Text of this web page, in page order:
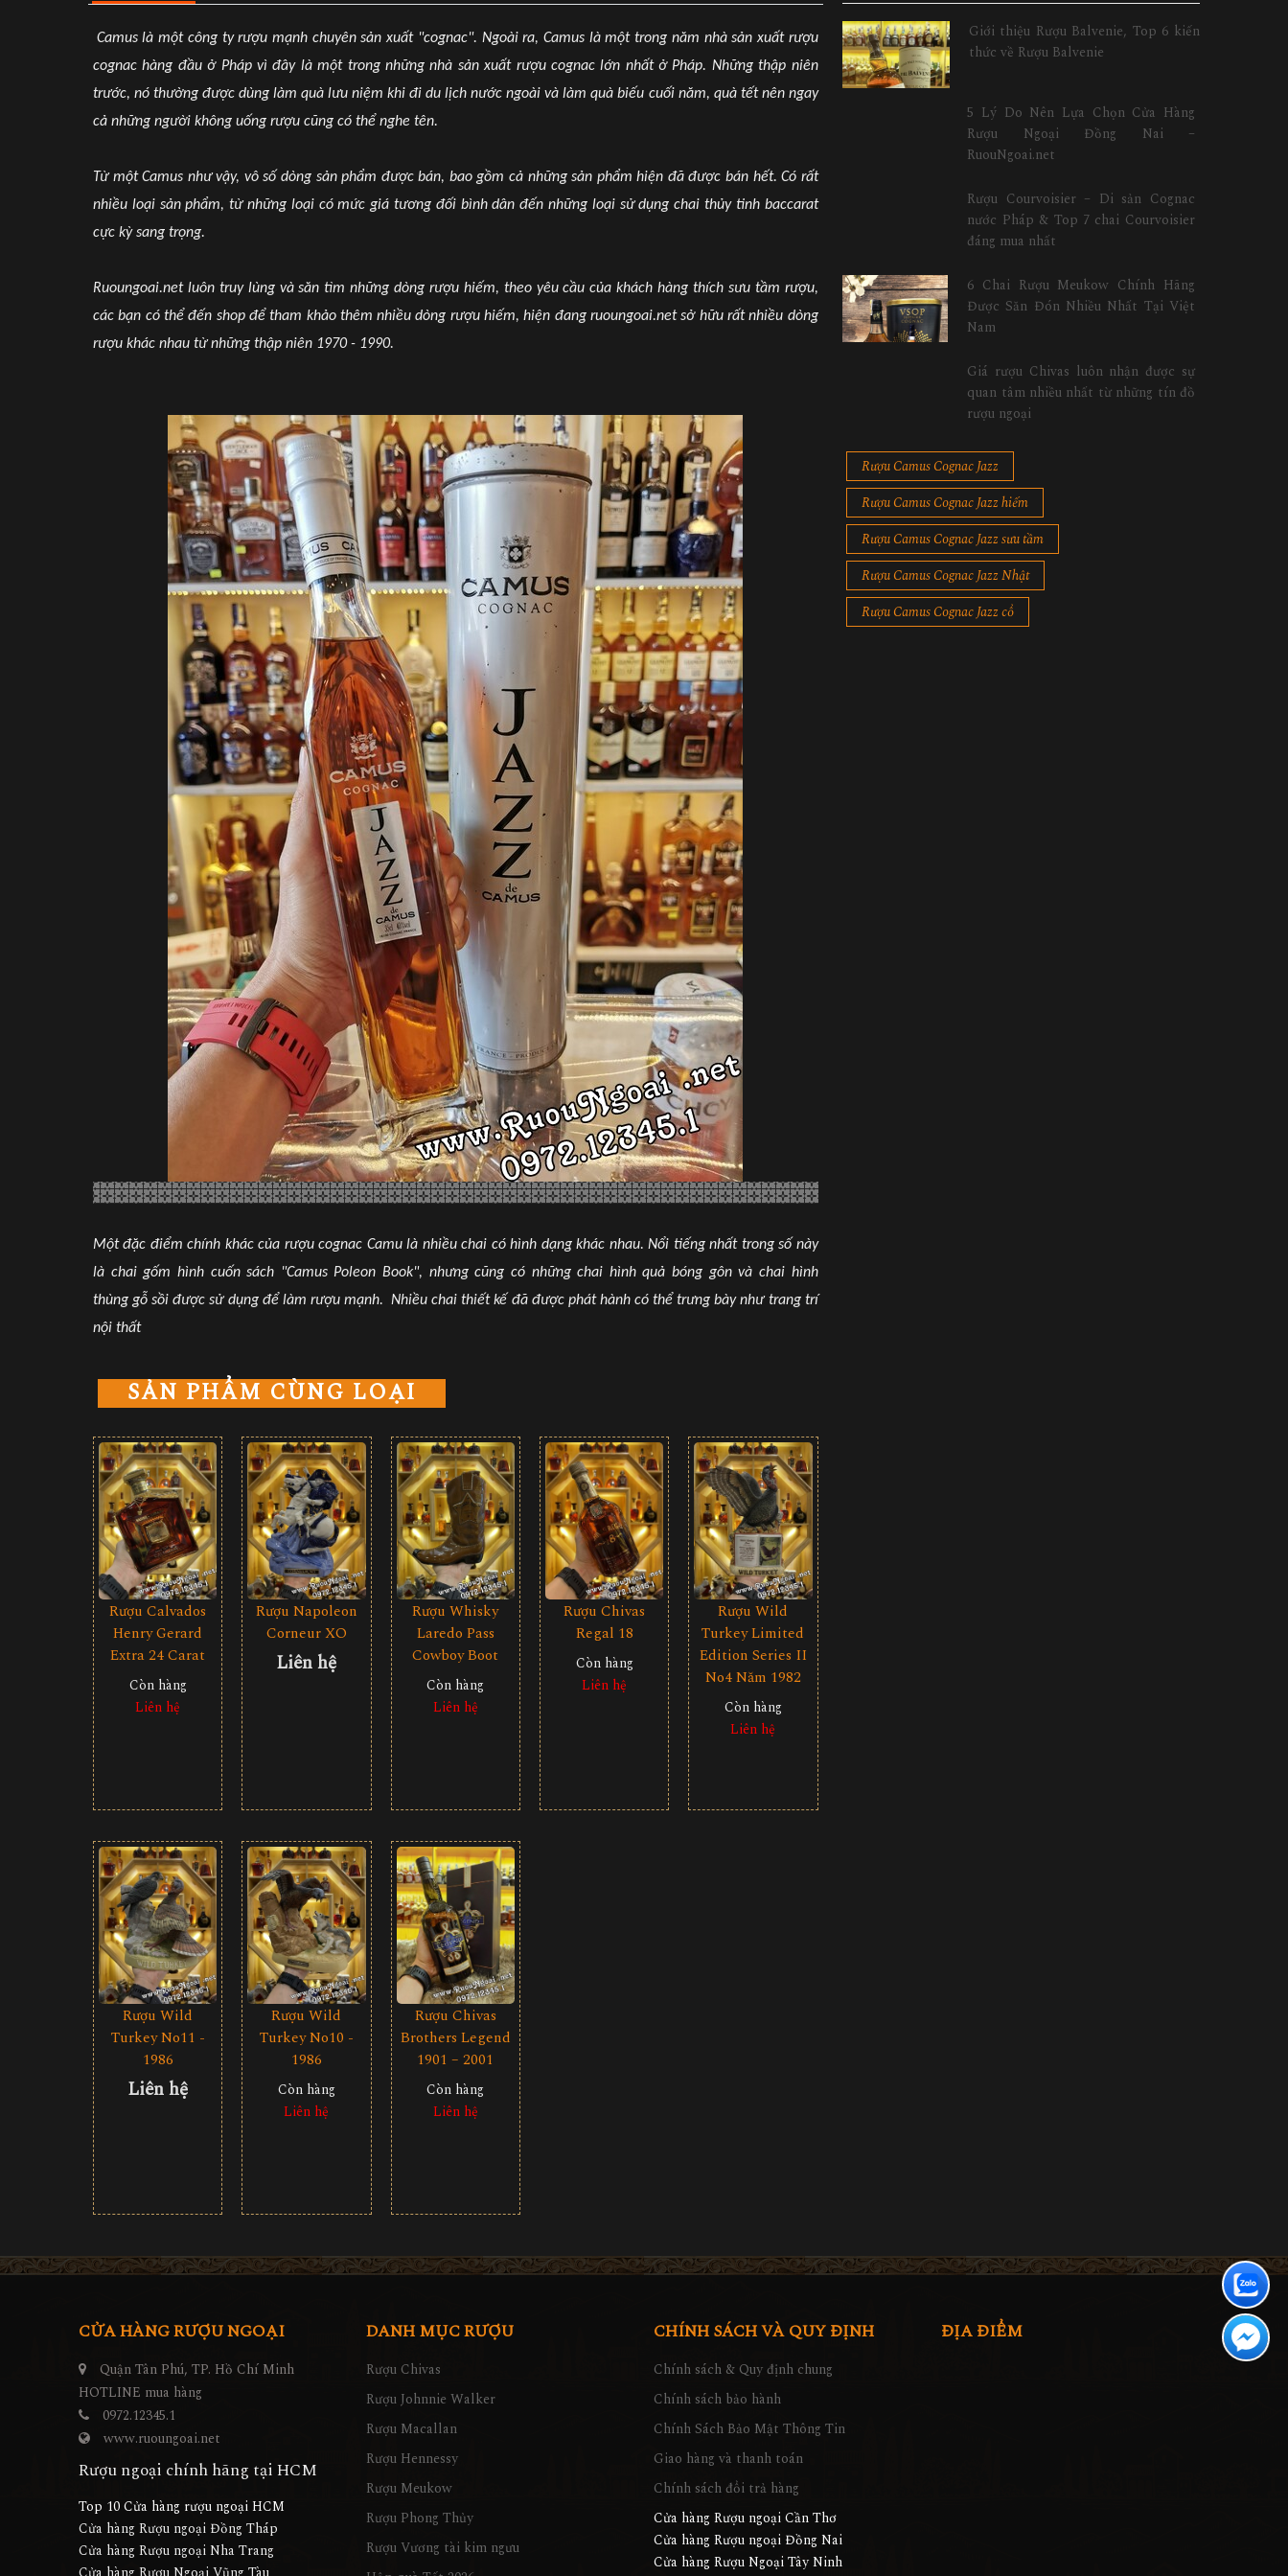
Camus là một công ty rượu mạnh chuyên sản xuất "cognac". Ngoài ra, Camus là một trong năm nhà sản xuất rượu
cognac hàng đầu ở Pháp vì đây là một trong những nhà sản xuất rượu cognac lớn nhất ở Pháp. Những thập niên
trước, nó thường được dùng làm quà lưu niệm khi đi du lịch nước ngoài và làm quà biếu cuối năm, quà tết nên ngay
cả những người không uống rượu cũng có thể nghe tên.
Từ một Camus như vậy, vô số dòng sản phẩm được bán, bao gồm cả những sản phẩm hiện đã được bán hết. Có rất
nhiều loại sản phẩm, từ những loại có mức giá tương đối bình dân đến những loại sử dụng chai thủy tinh baccarat
cực kỳ sang trọng.
Ruoungoai.net luôn truy lùng và săn tìm những dòng rượu hiếm, theo yêu cầu của khách hàng thích sưu tầm rượu,
các bạn có thể đến shop để tham khảo thêm nhiều dòng rượu hiếm, hiện đang ruoungoai.net sở hữu rất nhiều dòng
rượu khác nhau từ những thập niên 1970 - 1990.
Một đặc điểm chính khác của rượu cognac Camu là nhiều chai có hình dạng khác nhau. Nổi tiếng nhất trong số này
là chai gốm hình cuốn sách "Camus Poleon Book", nhưng cũng có những chai hình quả bóng gôn và chai hình
thùng gỗ sồi được sử dụng để làm rượu mạnh. Nhiều chai thiết kế đã được phát hành có thể trưng bày như trang trí
nội thất
SẢN PHẨM CÙNG LOẠI
Rượu Calvados
Henry Gerard
Extra 24 Carat
Còn hàng
Liên hệ
Rượu Napoleon
Corneur XO
Liên hệ
Rượu Whisky
Laredo Pass
Cowboy Boot
Còn hàng
Liên hệ
Rượu Chivas
Regal 18
Còn hàng
Liên hệ
Rượu Wild
Turkey Limited
Edition Series II
No4 Năm 1982
Còn hàng
Liên hệ
Rượu Wild
Turkey No11 -
1986
Liên hệ
Rượu Wild
Turkey No10 -
1986
Còn hàng
Liên hệ
Rượu Chivas
Brothers Legend
1901 – 2001
Còn hàng
Liên hệ
Giới thiệu Rượu Balvenie, Top 6 kiến
thức về Rượu Balvenie
5 Lý Do Nên Lựa Chọn Cửa Hàng
Rượu Ngoại Đồng Nai –
RuouNgoai.net
Rượu Courvoisier – Di sản Cognac
nước Pháp & Top 7 chai Courvoisier
đáng mua nhất
6 Chai Rượu Meukow Chính Hãng
Được Săn Đón Nhiều Nhất Tại Việt
Nam
Giá rượu Chivas luôn nhận được sự
quan tâm nhiều nhất từ những tín đồ
rượu ngoại
Rượu Camus Cognac Jazz
Rượu Camus Cognac Jazz hiếm
Rượu Camus Cognac Jazz sưu tầm
Rượu Camus Cognac Jazz Nhật
Rượu Camus Cognac Jazz cổ
CỬA HÀNG RƯỢU NGOẠI
Quận Tân Phú, TP. Hồ Chí Minh
HOTLINE mua hàng
0972.12345.1
www.ruoungoai.net
Rượu ngoại chính hãng tại HCM
Top 10 Cửa hàng rượu ngoại HCM
Cửa hàng Rượu ngoại Đồng Tháp
Cửa hàng Rượu ngoại Nha Trang
DANH MỤC RƯỢU
Rượu Chivas
Rượu Johnnie Walker
Rượu Macallan
Rượu Hennessy
Rượu Meukow
Rượu Phong Thủy
Rượu Vương tài kim ngưu
CHÍNH SÁCH VÀ QUY ĐỊNH
Chính sách & Quy định chung
Chính sách bảo hành
Chính Sách Bảo Mật Thông Tin
Giao hàng và thanh toán
Chính sách đổi trả hàng
Cửa hàng Rượu ngoại Cần Thơ
Cửa hàng Rượu ngoại Đồng Nai
Cửa hàng Rượu Ngoại Tây Ninh
ĐỊA ĐIỂM